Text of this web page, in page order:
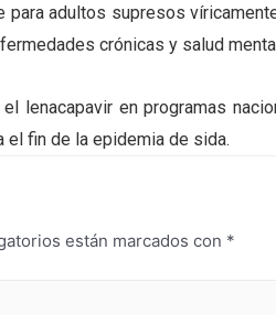
para adultos supresos
crónicas y salud
lenacapavir en programas
el fin de la epidemia de sida.
están marcados con *